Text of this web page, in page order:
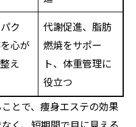
ク
心が
え
代謝促進、脂肪
燃焼をサポー
ト、体重管理に
役立つ
とで、痩身エステの効果